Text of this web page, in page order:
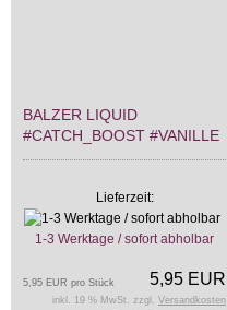
BALZER LIQUID
#CATCH_BOOST #VANILLE
Lieferzeit:
1-3 Werktage / sofort abholbar
5,95 EUR
5,95 EUR pro Stück
inkl. 19 % MwSt. zzgl. Versandkosten